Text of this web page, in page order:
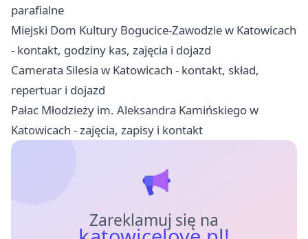
parafialne
Miejski Dom Kultury Bogucice-Zawodzie w Katowicach
- kontakt, godziny kas, zajęcia i dojazd
Camerata Silesia w Katowicach - kontakt, skład,
repertuar i dojazd
Pałac Młodzieży im. Aleksandra Kamińskiego w
Katowicach - zajęcia, zapisy i kontakt
Zareklamuj się na